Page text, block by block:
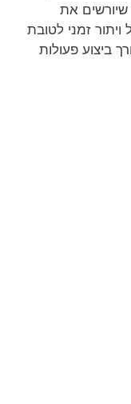
שיורשים את
זמני לטובת
ביצוע פעולות